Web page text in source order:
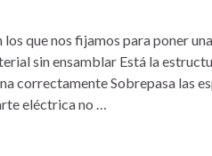
los que nos fijamos para poner
sin ensamblar Está la
correctamente Sobrepasa las
eléctrica no …